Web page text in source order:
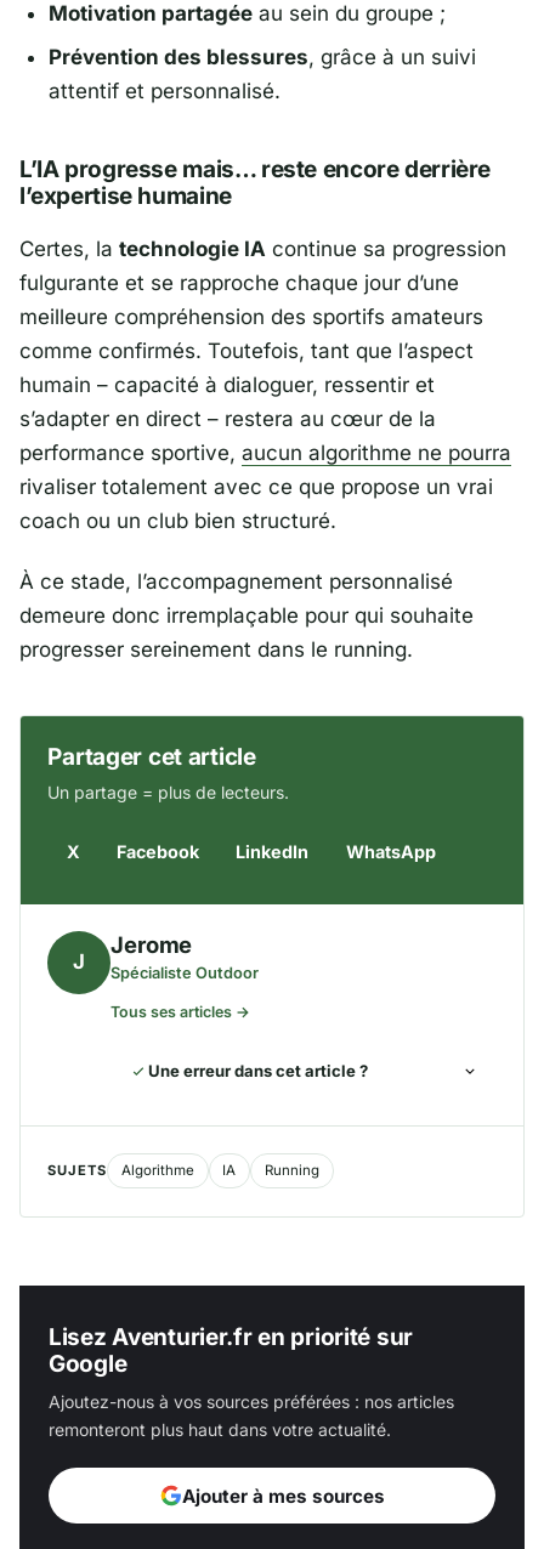
Motivation partagée au sein du groupe ;
Prévention des blessures, grâce à un suivi
attentif et personnalisé.
L’IA progresse mais… reste encore derrière
l’expertise humaine
Certes, la technologie IA continue sa progression
fulgurante et se rapproche chaque jour d’une
meilleure compréhension des sportifs amateurs
comme confirmés. Toutefois, tant que l’aspect
humain – capacité à dialoguer, ressentir et
s’adapter en direct – restera au cœur de la
performance sportive, aucun algorithme ne pourra
rivaliser totalement avec ce que propose un vrai
coach ou un club bien structuré.
À ce stade, l’accompagnement personnalisé
demeure donc irremplaçable pour qui souhaite
progresser sereinement dans le running.
Partager cet article
Un partage = plus de lecteurs.
X Facebook LinkedIn WhatsApp
J
Jerome
Spécialiste Outdoor
Tous ses articles →
Une erreur dans cet article ?
SUJETS Algorithme IA Running
Lisez Aventurier.fr en priorité sur
Google
Ajoutez-nous à vos sources préférées : nos articles
remonteront plus haut dans votre actualité.
Ajouter à mes sources